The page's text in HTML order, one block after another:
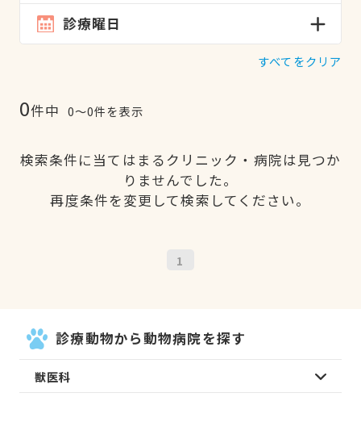
診療曜日
すべてをクリア
0件中 0〜0件を表示
検索条件に当てはまるクリニック・病院は見つか
りませんでした。
再度条件を変更して検索してください。
1
診療動物から動物病院を探す
獣医科